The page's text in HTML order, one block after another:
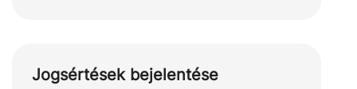
Jogsértések bejelentése